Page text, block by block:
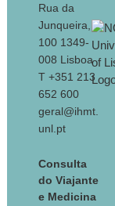
Rua da
Junqueira,
100 1349-
008 Lisboa
T +351 213
652 600
geral@ihmt.
unl.pt
Consulta
do Viajante
e Medicina